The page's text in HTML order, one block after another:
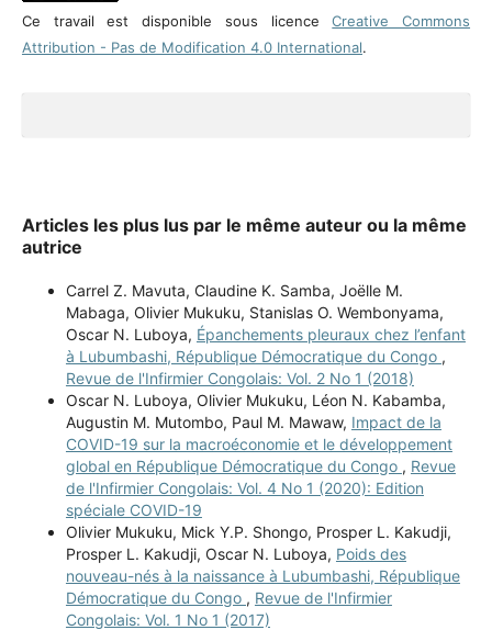
Ce travail est disponible sous licenceCreative Commons
Attribution - Pas de Modification 4.0 International.
Articles les plus lus par le même auteur ou la même
autrice
Carrel Z. Mavuta, Claudine K. Samba, Joëlle M.
Mabaga, Olivier Mukuku, Stanislas O. Wembonyama,
Oscar N. Luboya, Épanchements pleuraux chez l’enfant
à Lubumbashi, République Démocratique du Congo ,
Revue de l'Infirmier Congolais: Vol. 2 No 1 (2018)
Oscar N. Luboya, Olivier Mukuku, Léon N. Kabamba,
Augustin M. Mutombo, Paul M. Mawaw, Impact de la
COVID-19 sur la macroéconomie et le développement
global en République Démocratique du Congo , Revue
de l'Infirmier Congolais: Vol. 4 No 1 (2020): Edition
spéciale COVID-19
Olivier Mukuku, Mick Y.P. Shongo, Prosper L. Kakudji,
Prosper L. Kakudji, Oscar N. Luboya, Poids des
nouveau-nés à la naissance à Lubumbashi, République
Démocratique du Congo , Revue de l'Infirmier
Congolais: Vol. 1 No 1 (2017)